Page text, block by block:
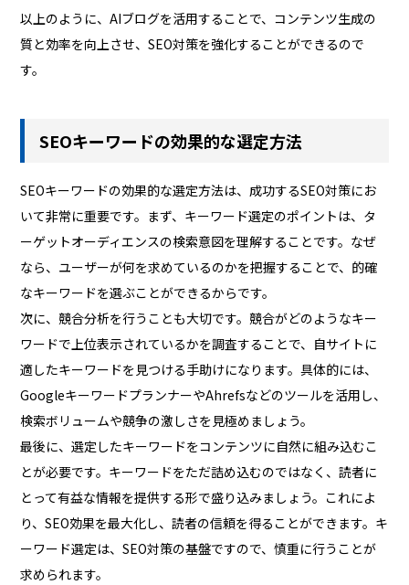
以上のように、AIブログを活用することで、コンテンツ生成の
質と効率を向上させ、SEO対策を強化することができるので
す。
SEOキーワードの効果的な選定方法
SEOキーワードの効果的な選定方法は、成功するSEO対策にお
いて非常に重要です。まず、キーワード選定のポイントは、タ
ーゲットオーディエンスの検索意図を理解することです。なぜ
なら、ユーザーが何を求めているのかを把握することで、的確
なキーワードを選ぶことができるからです。
次に、競合分析を行うことも大切です。競合がどのようなキー
ワードで上位表示されているかを調査することで、自サイトに
適したキーワードを見つける手助けになります。具体的には、
GoogleキーワードプランナーやAhrefsなどのツールを活用し、
検索ボリュームや競争の激しさを見極めましょう。
最後に、選定したキーワードをコンテンツに自然に組み込むこ
とが必要です。キーワードをただ詰め込むのではなく、読者に
とって有益な情報を提供する形で盛り込みましょう。これによ
り、SEO効果を最大化し、読者の信頼を得ることができます。キ
ーワード選定は、SEO対策の基盤ですので、慎重に行うことが
求められます。